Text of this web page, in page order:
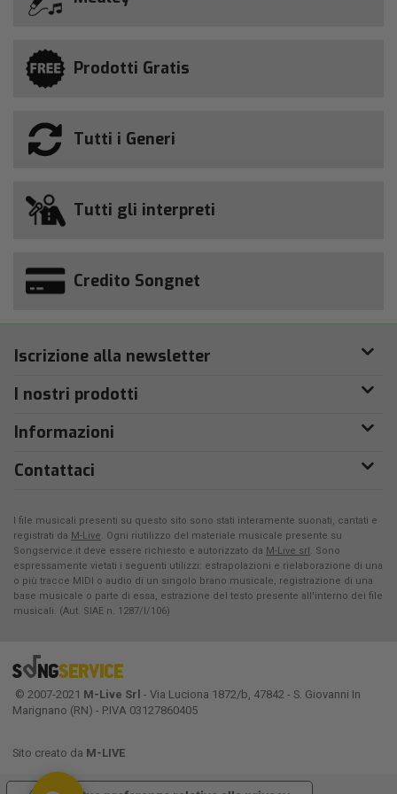
Prodotti Gratis
Tutti i Generi
Tutti gli interpreti
Credito Songnet
Iscrizione alla newsletter
I nostri prodotti
Informazioni
Contattaci
I file musicali presenti su questo sito sono stati interamente suonati, cantati e
registrati da M-Live. Ogni riutilizzo del materiale musicale presente su
Songservice.it deve essere richiesto e autorizzato da M-Live srl. Sono
espressamente vietati i seguenti utilizzi: estrapolazioni e rielaborazione di una
o più tracce MIDI o audio di un singolo brano musicale, registrazione di una
base musicale o parte di essa, estrazione del testo presente all'interno dei file
musicali. (Aut. SIAE n. 1287/I/106)
© 2007-2021 M-Live Srl - Via Luciona 1872/b, 47842 - S. Giovanni In
Marignano (RN) - P.IVA 03127860405
Sito creato da M-LIVE